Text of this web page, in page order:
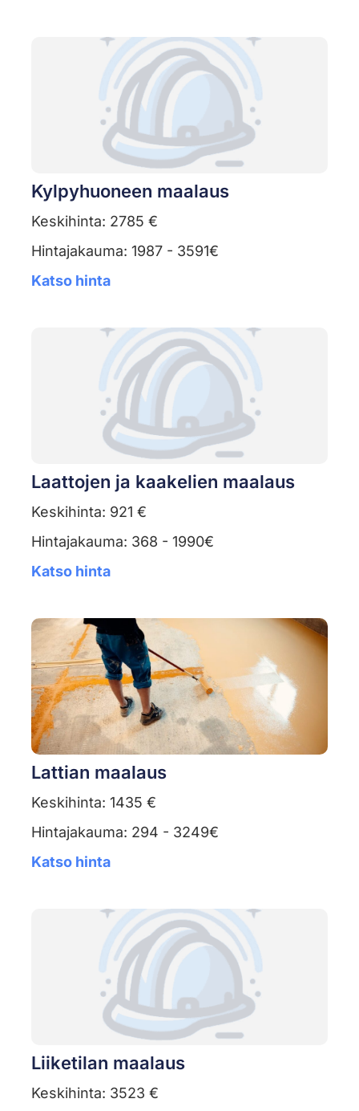
Kylpyhuoneen maalaus
Keskihinta: 2785 €
Hintajakauma: 1987 - 3591€
Katso hinta
Laattojen ja kaakelien maalaus
Keskihinta: 921 €
Hintajakauma: 368 - 1990€
Katso hinta
Lattian maalaus
Keskihinta: 1435 €
Hintajakauma: 294 - 3249€
Katso hinta
Liiketilan maalaus
Keskihinta: 3523 €